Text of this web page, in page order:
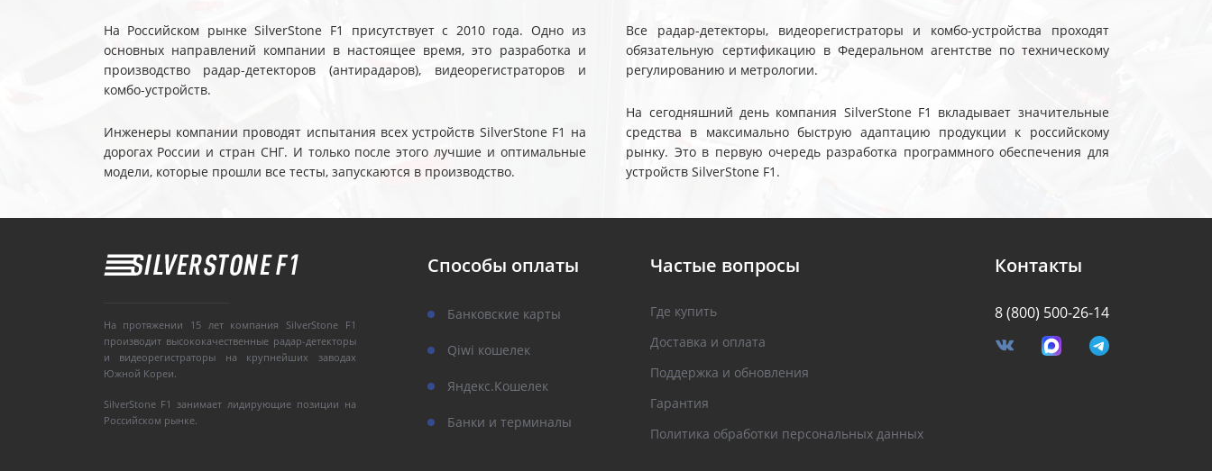
На Российском рынке SilverStone F1 присутствует с 2010 года. Одно из
основных направлений компании в настоящее время, это разработка и
производство радар-детекторов (антирадаров), видеорегистраторов и
комбо-устройств.
Инженеры компании проводят испытания всех устройств SilverStone F1 на
дорогах России и стран СНГ. И только после этого лучшие и оптимальные
модели, которые прошли все тесты, запускаются в производство.
Все радар-детекторы, видеорегистраторы и комбо-устройства проходят
обязательную сертификацию в Федеральном агентстве по техническому
регулированию и метрологии.
На сегодняшний день компания SilverStone F1 вкладывает значительные
средства в максимально быструю адаптацию продукции к российскому
рынку. Это в первую очередь разработка программного обеспечения для
устройств SilverStone F1.
На протяжении 15 лет компания SilverStone F1
производит высококачественные радар-детекторы
и видеорегистраторы на крупнейших заводах
Южной Кореи.
SilverStone F1 занимает лидирующие позиции на
Российском рынке.
Способы оплаты
Банковские карты
Qiwi кошелек
Яндекс.Кошелек
Банки и терминалы
Частые вопросы
Где купить
Доставка и оплата
Поддержка и обновления
Гарантия
Политика обработки персональных данных
Контакты
8 (800) 500-26-14